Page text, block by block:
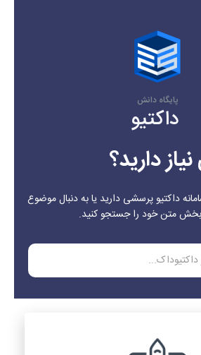
پایگاه دانش
داکتیو
دارید؟
داکتیو پرسشی دارید یا به دنبال موضوع
متن خود را جستجو کنید.